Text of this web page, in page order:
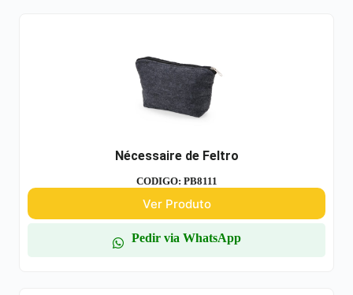
Nécessaire de Feltro
CODIGO: PB8111
Ver Produto
Pedir via WhatsApp